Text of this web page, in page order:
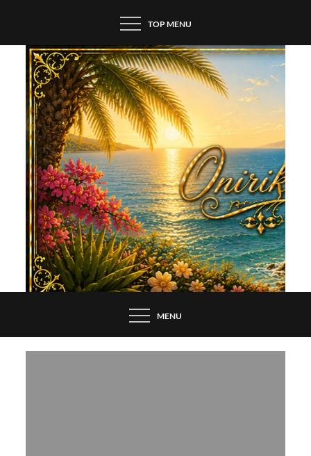
content
TOP MENU
MENU